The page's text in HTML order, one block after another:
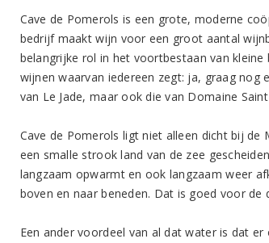
Cave de Pomerols is een grote, moderne
bedrijf maakt wijn voor een groot aantal
belangrijke rol in het voortbestaan van
wijnen waarvan iedereen zegt: ja, graag nog
van Le Jade, maar ook die van Domaine
Cave de Pomerols ligt niet alleen dicht bij
een smalle strook land van de zee
langzaam opwarmt en ook langzaam weer
boven en naar beneden. Dat is goed voor
Een ander voordeel van al dat water is dat